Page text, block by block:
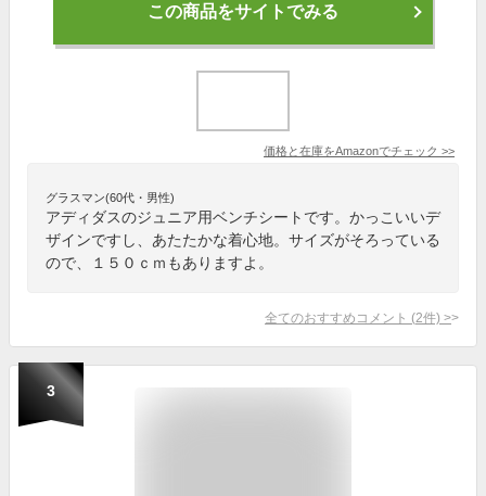
この商品をサイトでみる
価格と在庫をAmazonでチェック >>
グラスマン(60代・男性)
アディダスのジュニア用ベンチシートです。かっこいいデ
ザインですし、あたたかな着心地。サイズがそろっている
ので、１５０ｃｍもありますよ。
全てのおすすめコメント (2件) >
3